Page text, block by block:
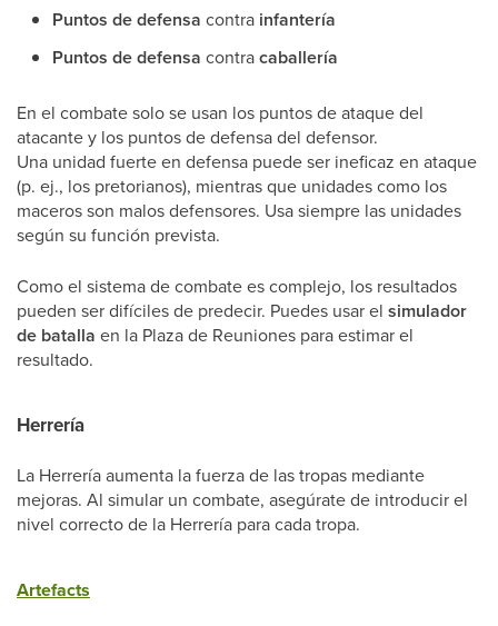
Puntos de defensa contra infantería
Puntos de defensa contracaballería
En el combate solo se usan los puntos de ataque del
atacante y los puntos de defensa del defensor.
Una unidad fuerte en defensa puede ser ineficaz en ataque
(p. ej., los pretorianos), mientras que unidades como los
maceros son malos defensores. Usa siempre las unidades
según su función prevista.
Como el sistema de combate es complejo, los resultados
pueden ser difíciles de predecir. Puedes usar el simulador
de batalla en la Plaza de Reuniones para estimar el
resultado.
Herrería
La Herrería aumenta la fuerza de las tropas mediante
mejoras. Al simular un combate, asegúrate de introducir el
nivel correcto de la Herrería para cada tropa.
Artefacts